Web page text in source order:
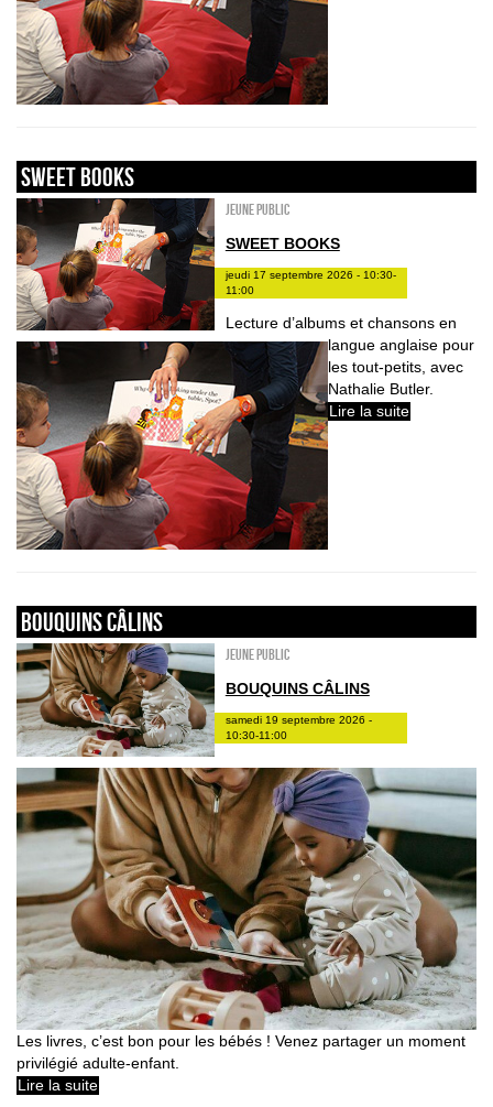
sweet books
Jeune public
SWEET BOOKS
jeudi 17 septembre 2026 - 10:30-
11:00
Lecture d’albums et chansons en
langue anglaise pour
les tout-petits, avec
Nathalie Butler.
Lire la suite
Bouquins câlins
Jeune public
BOUQUINS CÂLINS
samedi 19 septembre 2026 -
10:30-11:00
Les livres, c’est bon pour les bébés ! Venez partager un moment
privilégié adulte-enfant.
Lire la suite